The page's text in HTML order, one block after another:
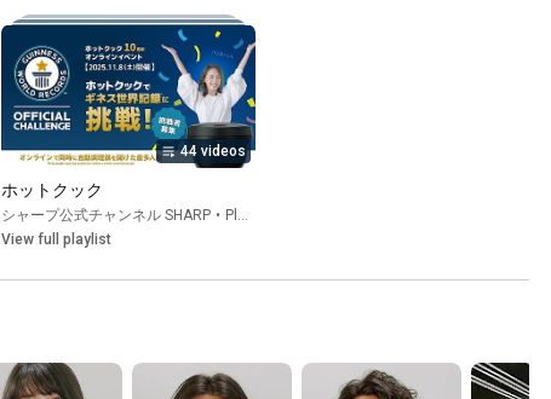
44 videos
ホットクック
シャープ公式チャンネル SHARP • Playlist
View full playlist